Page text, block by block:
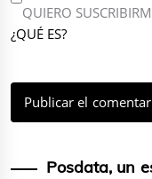
QUIERO
¿QUÉ ES?
Posdata, un